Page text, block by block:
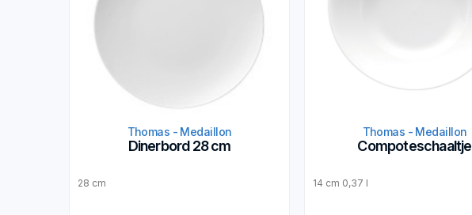
Thomas - Medaillon
Dinerbord 28 cm
28 cm
Thomas - Medaillon
Compoteschaaltje
14 cm 0,37 l